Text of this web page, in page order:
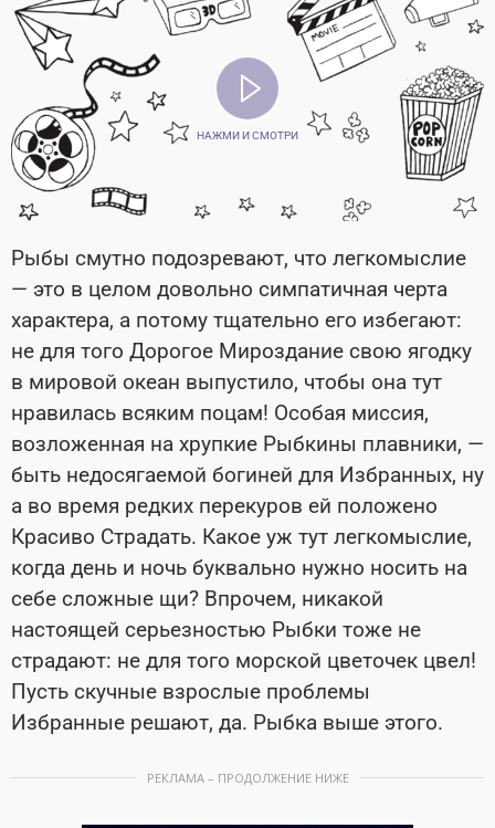
НАЖМИ И СМОТРИ
Рыбы смутно подозревают, что легкомыслие
— это в целом довольно симпатичная черта
характера, а потому тщательно его избегают:
не для того Дорогое Мироздание свою ягодку
в мировой океан выпустило, чтобы она тут
нравилась всяким поцам! Особая миссия,
возложенная на хрупкие Рыбкины плавники, —
быть недосягаемой богиней для Избранных, ну
а во время редких перекуров ей положено
Красиво Страдать. Какое уж тут легкомыслие,
когда день и ночь буквально нужно носить на
себе сложные щи? Впрочем, никакой
настоящей серьезностью Рыбки тоже не
страдают: не для того морской цветочек цвел!
Пусть скучные взрослые проблемы
Избранные решают, да. Рыбка выше этого.
РЕКЛАМА – ПРОДОЛЖЕНИЕ НИЖЕ